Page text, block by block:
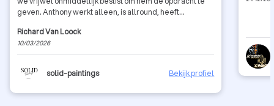
geven. Anthony werkt alleen, is allround, heeft
prima resultaat. Wij zijn zeer tevreden en besloten hem
ook binnenshuis de noodzakelijke schilderwerken uit te
voeren. Wat ons betreft : een aanrader!
Richard Van Loock
10/03/2026
solid-paintings Bekijk profiel